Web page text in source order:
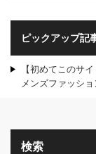
ピックアップ記
【初めてこのサ
メンズファッシ
検索